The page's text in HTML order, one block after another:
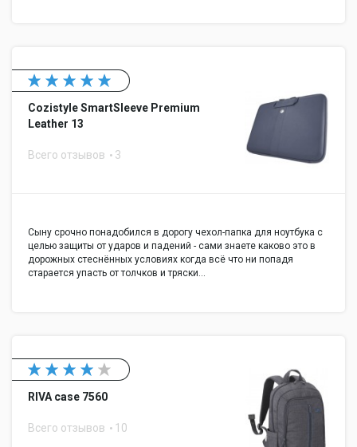
Cozistyle SmartSleeve Premium
Leather 13
Всего отзывов 3
Сыну срочно понадобился в дорогу чехол-папка для ноутбука с
целью защиты от ударов и падений - сами знаете каково это в
дорожных стеснённых условиях когда всё что ни попадя
старается упасть от толчков и тряски…
RIVA case 7560
Всего отзывов 10